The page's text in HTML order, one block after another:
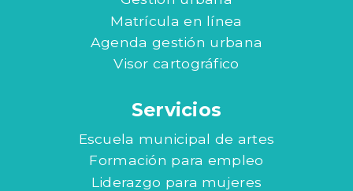
Matrícula en línea
Agenda gestión urbana
Visor cartográfico
Servicios
Escuela municipal de artes
Formación para empleo
Liderazgo para mujeres